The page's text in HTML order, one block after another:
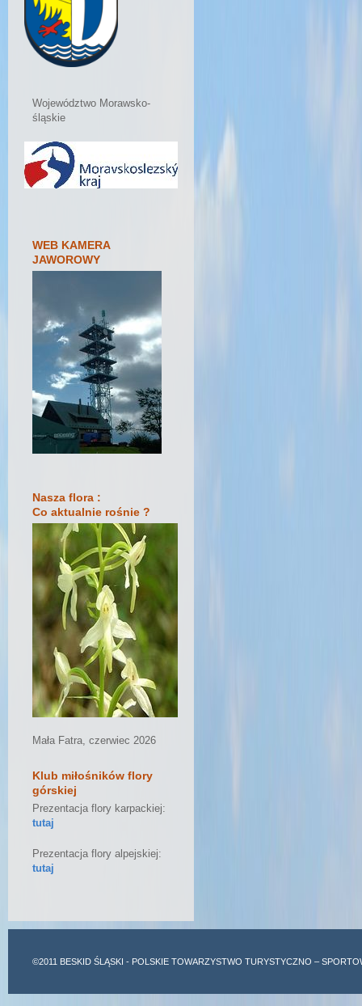
Województwo Morawsko-
śląskie
WEB KAMERA
JAWOROWY
Nasza flora :
Co aktualnie rośnie ?
Mała Fatra, czerwiec 2026
Klub miłośników flory
górskiej
Prezentacja flory karpackiej:
tutaj
Prezentacja flory alpejskiej:
tutaj
©2011 BESKID ŚLĄSKI - POLSKIE TOWARZYSTWO TURYSTYCZNO –